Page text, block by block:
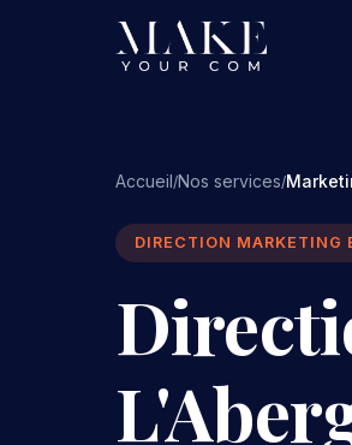
Accueil/Nos services/
DIRECTION MARKETING